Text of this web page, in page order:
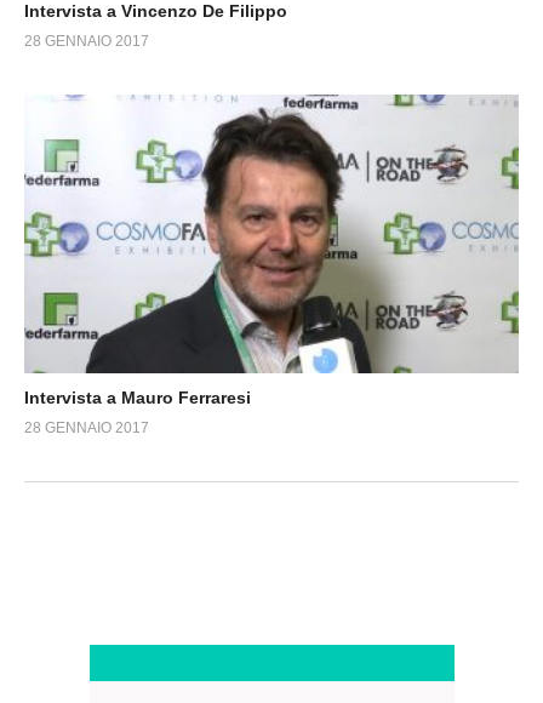
Intervista a Vincenzo De Filippo
28 GENNAIO 2017
Intervista a Mauro Ferraresi
28 GENNAIO 2017